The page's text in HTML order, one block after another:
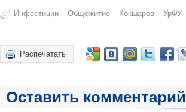
Инфестиции Общежитие Кокшаров УрФУ
Распечатать
Оставить комментарий